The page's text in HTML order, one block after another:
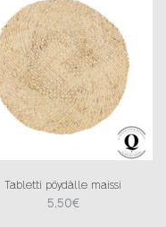
Tabletti pöydälle maissi
5,50€